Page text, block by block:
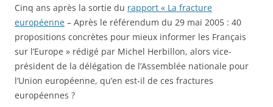
Cinq ans après la sortie du rapport « La fracture
européenne – Après le référendum du 29 mai 2005 : 40
propositions concrètes pour mieux informer les Français
sur l’Europe » rédigé par Michel Herbillon, alors vice-
président de la délégation de l’Assemblée nationale pour
l’Union européenne, qu’en est-il de ces fractures
européennes ?